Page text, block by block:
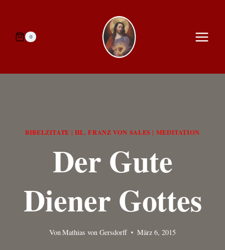
springen0
BIBELZITATE | HL. FRANZ VON SALES | MEDITATION
Der Gute
Diener Gottes
VonMathias von Gersdorff März 6, 2015